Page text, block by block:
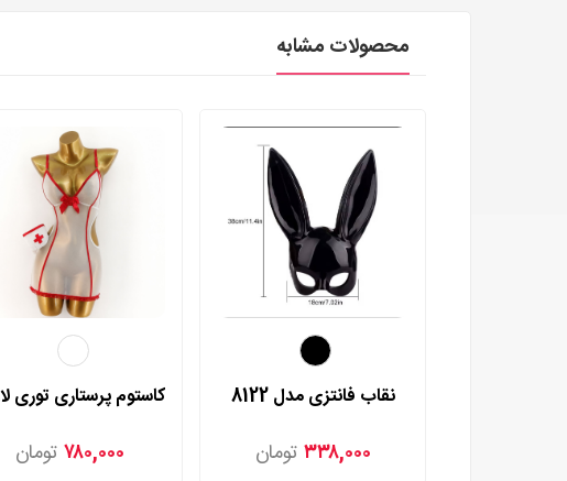
محصولات مشابه
نقاب فانتزی مدل 8122
۳۳۸,۰۰۰ تومان ۷۸۰,۰۰۰تومان